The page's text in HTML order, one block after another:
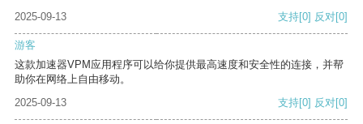
2025-09-13 支持[0] 反对[0]
游客
这款加速器VPM应用程序可以给你提供最高速度和安全性的连接，并帮
助你在网络上自由移动。
2025-09-13
支持[0] 反对[0]